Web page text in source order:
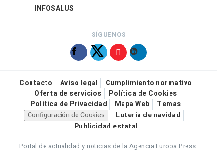
INFOSALUS
SÍGUENOS
Contacto Aviso legal
Cumplimiento normativo
Oferta de servicios
Política de Cookies
Política de Privacidad
Mapa Web
Temas
Configuración de Cookies
Loteria de navidad
Publicidad estatal
Portal de actualidad y noticias de la Agencia Europa Press.